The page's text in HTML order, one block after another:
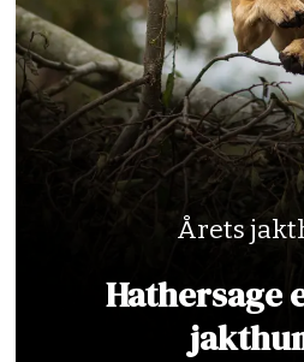
Årets
Hathersage